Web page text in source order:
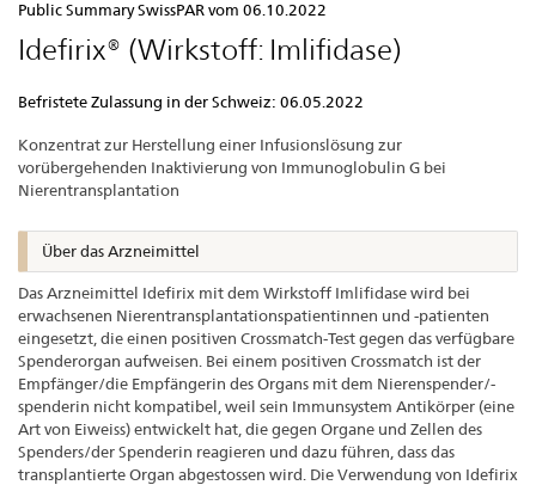
Summary
SwissPAR
–
Public Summary SwissPAR vom 06.10.2022
Idefirix® (Wirkstoff: Imlifidase)
Befristete Zulassung in der Schweiz: 06.05.2022
Konzentrat zur Herstellung einer Infusionslösung zur
vorübergehenden Inaktivierung von Immunoglobulin G bei
Nierentransplantation
Über das Arzneimittel
Das Arzneimittel Idefirix mit dem Wirkstoff Imlifidase wird bei
erwachsenen Nierentransplantationspatientinnen und -patienten
eingesetzt, die einen positiven Crossmatch-Test gegen das verfügbare
Spenderorgan aufweisen. Bei einem positiven Crossmatch ist der
Empfänger/die Empfängerin des Organs mit dem Nierenspender/-
spenderin nicht kompatibel, weil sein Immunsystem Antikörper (eine
Art von Eiweiss) entwickelt hat, die gegen Organe und Zellen des
Spenders/der Spenderin reagieren und dazu führen, dass das
transplantierte Organ abgestossen wird. Die Verwendung von Idefirix